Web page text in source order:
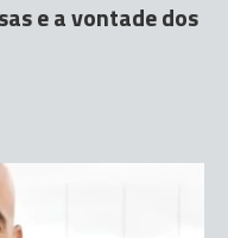
e a vontade dos